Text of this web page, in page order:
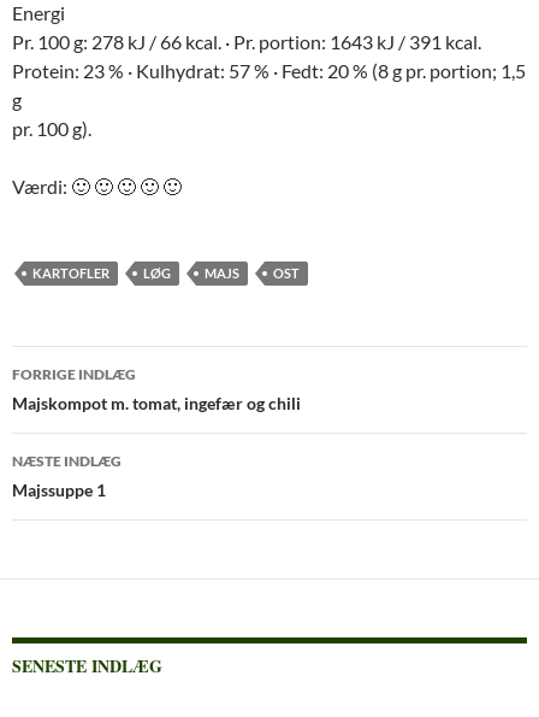
Energi
Pr. 100 g: 278 kJ / 66 kcal. · Pr. portion: 1643 kJ / 391 kcal.
Protein: 23 % · Kulhydrat: 57 % · Fedt: 20 % (8 g pr. portion; 1,5
g
pr. 100 g).
Værdi: 🙂 🙂 🙂 🙂 🙂
KARTOFLER LØG MAJS OST
Indlægsnavigation
FORRIGE INDLÆG
Majskompot m. tomat, ingefær og chili
NÆSTE INDLÆG
Majssuppe 1
SENESTE INDLÆG